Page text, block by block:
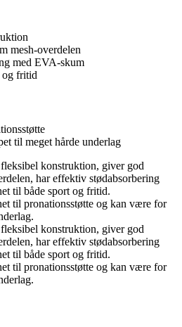
mesh-overdelen
med EVA-skum
og fritid
til meget hårde underlag
konstruktion, giver god
har effektiv stødabsorbering
til både sport og fritid.
til pronationsstøtte og kan være for
konstruktion, giver god
har effektiv stødabsorbering
til både sport og fritid.
til pronationsstøtte og kan være for